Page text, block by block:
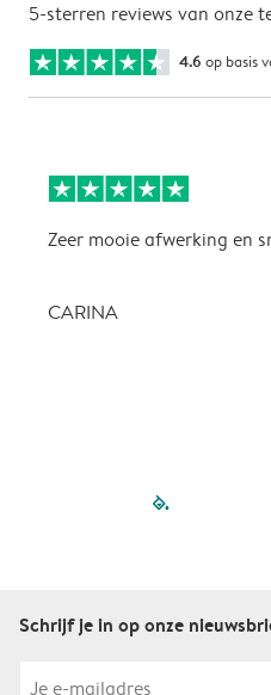
5-sterren reviews van onze
4.6 op basis
Zeer mooie afwerking en
CARINA
filled-
Schrijf je in op onze